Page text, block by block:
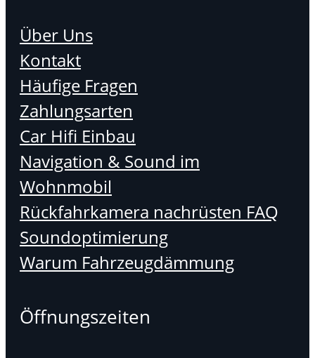
Über Uns
Kontakt
Häufige Fragen
Zahlungsarten
Car Hifi Einbau
Navigation & Sound im
Wohnmobil
Rückfahrkamera nachrüsten FAQ
Soundoptimierung
Warum Fahrzeugdämmung
Öffnungszeiten